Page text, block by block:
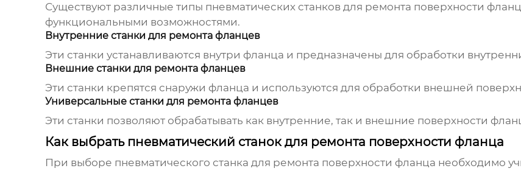
Существуют различные типы пневматических станков для ремонта поверхности
функциональными возможностями.
Внутренние станки для ремонта фланцев
Эти станки устанавливаются внутри фланца и предназначены для обработки
Внешние станки для ремонта фланцев
Эти станки крепятся снаружи фланца и используются для обработки внешней
Универсальные станки для ремонта фланцев
Эти станки позволяют обрабатывать как внутренние, так и внешние поверхности
Как выбрать пневматический станок для ремонта поверхности фланца
При выборе пневматического станка для ремонта поверхности фланца необходимо